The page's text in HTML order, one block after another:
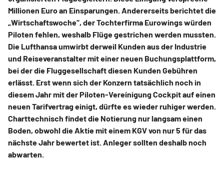
Millionen Euro an Einsparungen. Andererseits berichtet die
„Wirtschaftswoche“, der Tochterfirma Eurowings würden
Piloten fehlen, weshalb Flüge gestrichen werden mussten.
Die Lufthansa umwirbt derweil Kunden aus der Industrie
und Reiseveranstalter mit einer neuen Buchungsplattform,
bei der die Fluggesellschaft diesen Kunden Gebühren
erlässt. Erst wenn sich der Konzern tatsächlich noch in
diesem Jahr mit der Piloten-Vereinigung Cockpit auf einen
neuen Tarifvertrag einigt, dürfte es wieder ruhiger werden.
Charttechnisch findet die Notierung nur langsam einen
Boden, obwohl die Aktie mit einem KGV von nur 5 für das
nächste Jahr bewertet ist. Anleger sollten deshalb noch
abwarten.